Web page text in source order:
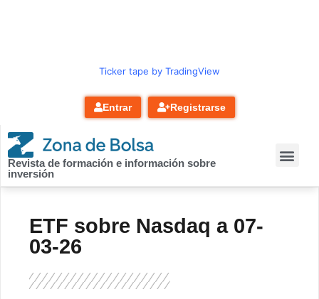
Ticker tape by TradingView
Entrar Registrarse
Revista de formación e información sobre
inversión
ETF sobre Nasdaq a 07-
03-26